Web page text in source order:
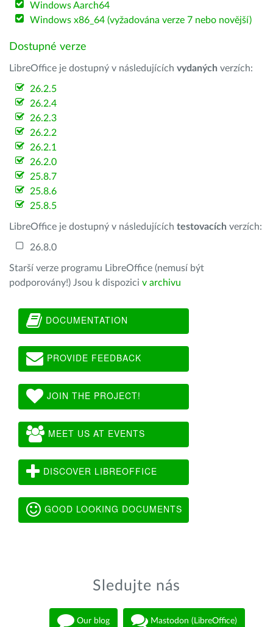
Windows Aarch64
Windows x86_64 (vyžadována verze 7 nebo novější)
Dostupné verze
LibreOffice je dostupný v následujících vydaných verzích:
26.2.5
26.2.4
26.2.3
26.2.2
26.2.1
26.2.0
25.8.7
25.8.6
25.8.5
LibreOffice je dostupný v následujících testovacích verzích:
26.8.0
Starší verze programu LibreOffice (nemusí být
podporovány!) Jsou k dispozici v archivu
DOCUMENTATION
PROVIDE FEEDBACK
JOIN THE PROJECT!
MEET US AT EVENTS
DISCOVER LIBREOFFICE
GOOD LOOKING DOCUMENTS
Sledujte nás
Our blog Mastodon (LibreOffice)